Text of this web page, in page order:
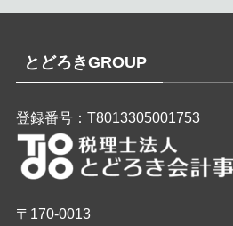
とどろきGROUP
登録番号：T8013305001753
〒170-0013